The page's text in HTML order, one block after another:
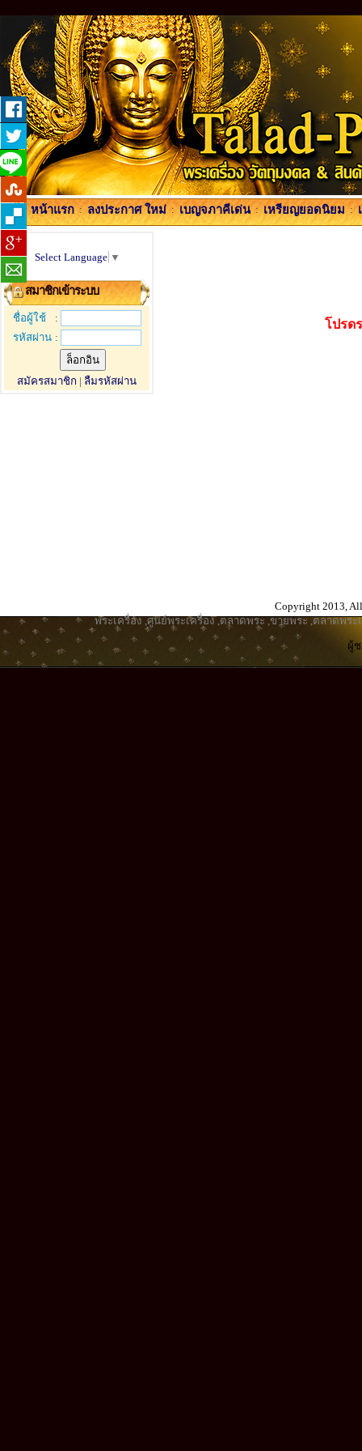
หน้าแรก : ลงประกาศ ใหม่ : เบญจภาคีเด่น : เหรียญยอดนิยม :
Select Language ▼
สมาชิกเข้าระบบ
ชื่อผู้ใช้
:
รหัสผ่าน :
สมัครสมาชิก | ลืมรหัสผ่าน
โปรด
Copyright 2013,
พระเครื่อง ,ศูนย์พระเครื่อง,ตลาดพระ ,ขายพระ ,ตลาดพระ
ผู้